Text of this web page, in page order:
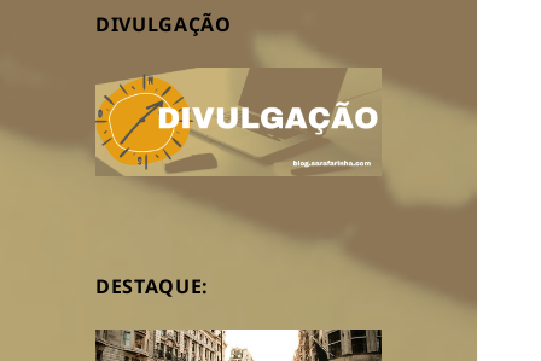
DIVULGAÇÃO
DESTAQUE: